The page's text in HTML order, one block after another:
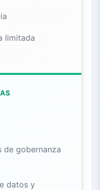
limitada
de gobernanza
datos y